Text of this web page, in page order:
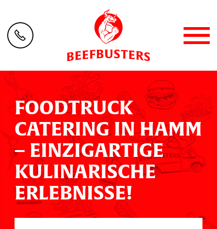
FOODTRUCK
CATERING IN HAMM
– EINZIGARTIGE
KULINARISCHE
ERLEBNISSE!